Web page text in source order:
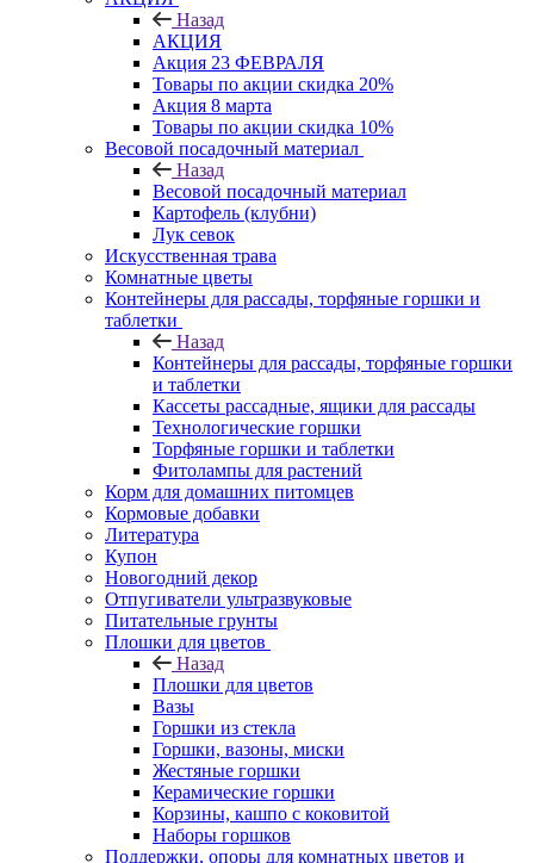
Назад
АКЦИЯ
Акция 23 ФЕВРАЛЯ
Товары по акции скидка 20%
Акция 8 марта
Товары по акции скидка 10%
Весовой посадочный материал
Назад
Весовой посадочный материал
Картофель (клубни)
Лук севок
Искусственная трава
Комнатные цветы
Контейнеры для рассады, торфяные горшки и
таблетки
Назад
Контейнеры для рассады, торфяные горшки
и таблетки
Кассеты рассадные, ящики для рассады
Технологические горшки
Торфяные горшки и таблетки
Фитолампы для растений
Корм для домашних питомцев
Кормовые добавки
Литература
Купон
Новогодний декор
Отпугиватели ультразвуковые
Питательные грунты
Плошки для цветов
Назад
Плошки для цветов
Вазы
Горшки из стекла
Горшки, вазоны, миски
Жестяные горшки
Керамические горшки
Корзины, кашпо с коковитой
Наборы горшков
Поддержки, опоры для комнатных цветов и